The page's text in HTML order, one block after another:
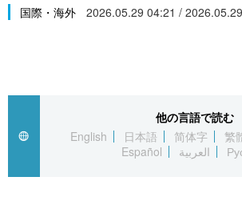
経済・ビジネス
社会
文化
科学・技術
国際・海外 2026.05.29 04:21 /
他の言語で読む
English
日本語 简体字 繁
Español
العربية